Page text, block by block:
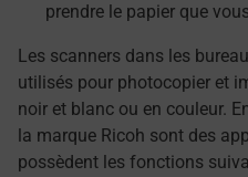
prendre le papier que
Les scanners dans les
utilisés pour photocopier et
noir et blanc ou en couleur.
la marque Ricoh sont des
possèdent les fonctions